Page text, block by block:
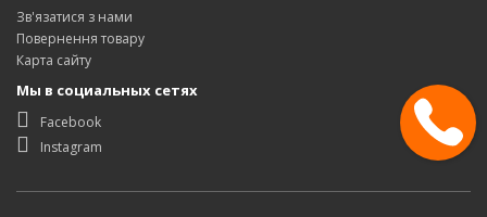
Зв'язатися з нами
Повернення товару
Карта сайту
Мы в социальных сетях
Facebook
Instagram